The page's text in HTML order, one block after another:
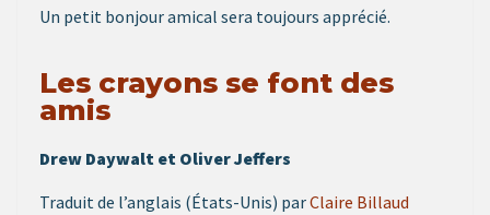
Un petit bonjour amical sera toujours apprécié.
Les crayons se font des
amis
Drew Daywalt et Oliver Jeffers
Traduit de l’anglais (États-Unis) parClaire Billaud